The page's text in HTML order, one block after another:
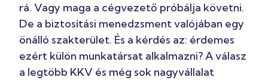
rá. Vagy maga a cégvezető próbálja követni.
De a biztosítási menedzsment valójában egy
önálló szakterület. És a kérdés az: érdemes
ezért külön munkatársat alkalmazni? A válasz
a legtöbb KKV és még sok nagyvállalat